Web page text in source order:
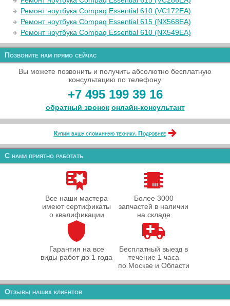
Ремонт ноутбука Compaq Essential 610 (VC172EA)
Ремонт ноутбука Compaq Essential 615 (NX568EA)
Ремонт ноутбука Compaq Essential 610 (NX549EA)
Позвоните нам прямо сейчас
Вы можете позвонить и получить абсолютно бесплатную
консультацию по телефону
+7 495 199 39 16
обратный звонок онлайн‑консультант
Купим вашу сломанную технику. Подробнее
С нами приятно работать
Все наши мастера
имеют сертификаты
о квалификации
Более 3000
запчастей в наличии
на складе
Гарантия на все
виды работ до 1 года
Бесплатный выезд в
течение 1 часа
по Москве и Области
Отзывы наших клиентов